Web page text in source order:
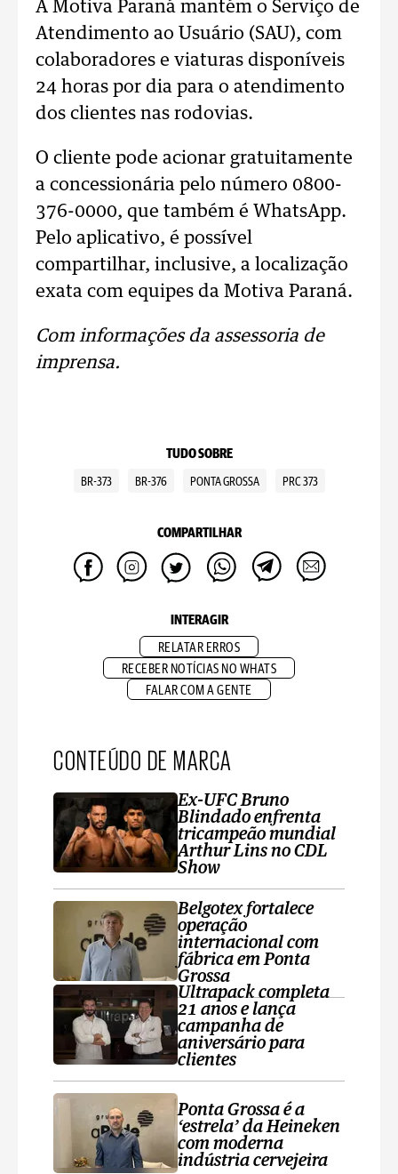
A Motiva Paraná mantém o Serviço de
Atendimento ao Usuário (SAU), com
colaboradores e viaturas disponíveis
24 horas por dia para o atendimento
dos clientes nas rodovias.
O cliente pode acionar gratuitamente
a concessionária pelo número 0800-
376-0000, que também é WhatsApp.
Pelo aplicativo, é possível
compartilhar, inclusive, a localização
exata com equipes da Motiva Paraná.
Com informações da assessoria de
imprensa.
TUDO SOBRE
BR-373 BR-376 PONTA GROSSA PRC 373
COMPARTILHAR
INTERAGIR
RELATAR ERROS
RECEBER NOTÍCIAS NO WHATS
FALAR COM A GENTE
CONTEÚDO DE MARCA
Ex-UFC Bruno
Blindado enfrenta
tricampeão mundial
Arthur Lins no CDL
Show
Belgotex fortalece
operação
internacional com
fábrica em Ponta
Grossa
Ultrapack completa
21 anos e lança
campanha de
aniversário para
clientes
Ponta Grossa é a
‘estrela’ da Heineken
com moderna
indústria cervejeira